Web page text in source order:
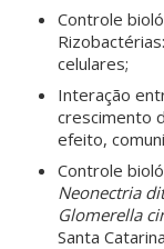
Controle
celulares;
Interação
crescimento
efeito,
Controle
Neonectria
Glomerella
Santa